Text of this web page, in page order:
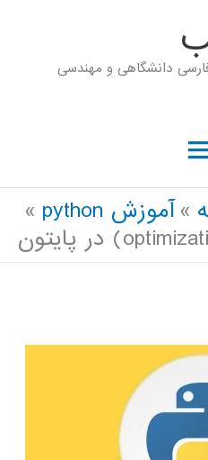
دانشگاهی و مهندسی
آموزش python